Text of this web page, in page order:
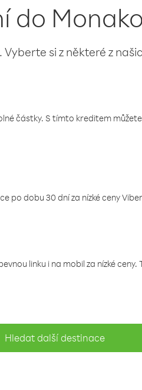
do
si z některé z
částky. S tímto kreditem
po dobu 30 dní za nízké ceny
linku i na mobil za nízké
Hledat další destinace